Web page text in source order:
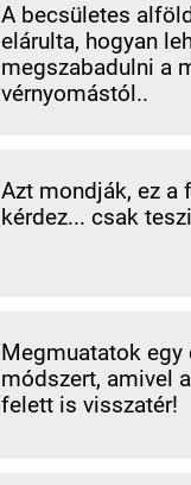
A becsületes
elárulta, hogyan
megszabadulni a
vérnyomástól..
Azt mondják, ez a
kérdez... csak
Megmuatatok egy
módszert, amivel
felett is visszatér!